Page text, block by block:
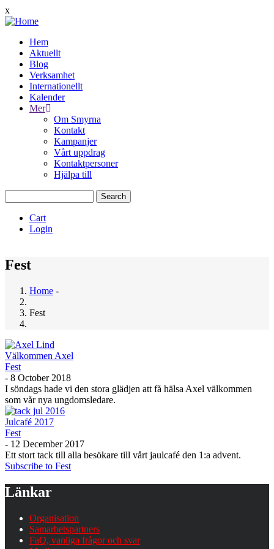
Skip
to
content
x
Main
navigation
Hem
Aktuellt
Blog
Verksamhet
Internationellt
Kalender
Mer
Om Smyrna
Kontakt
Kampanjer
Vårt uppdrag
Kontaktpersoner
Hjälpa till
Quịck
Cart
Login
Fest
Breadcrumb
Home -
Fest
Välkommen Axel
Fest
- 8 October 2018
I söndags hade vi den stora glädjen att få hälsa Axel välkommen
som vår nya ungdomsledare.
Julcafé 2017
Fest
- 12 December 2017
Ett stort tack till alla besökare till vårt jaulcafé den 1:a advent.
Subscribe to Fest
Länkar
Organisation
Samarbetspartners
FaQ, vanliga frågor och svar